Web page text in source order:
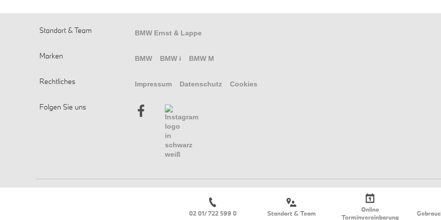
02 01/ 722 599 0 Standort & Team
Online
Terminvereinbarung
Standort & Team BMW Ernst & Lappe
Marken BMW BMW i BMW M
Rechtliches Impressum Datenschutz Cookies
Folgen Sie uns